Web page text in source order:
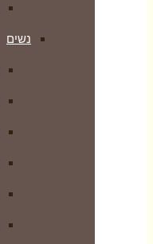
נשים